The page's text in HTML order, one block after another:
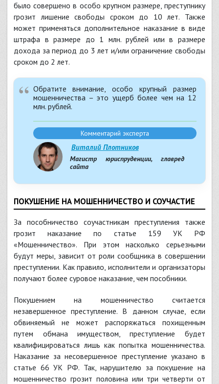
было совершено в особо крупном размере, преступнику
грозит лишение свободы сроком до 10 лет. Также
может применяться дополнительное наказание в виде
штрафа в размере до 1 млн. рублей или в размере
дохода за период до 3 лет и/или ограничение свободы
сроком до 2 лет.
Обратите внимание, особо крупный размер
мошенничества – это ущерб более чем на 12
млн. рублей.
Виталий Плотников
Магистр юриспруденции, главред
сайта
Комментарий эксперта
ПОКУШЕНИЕ НА МОШЕННИЧЕСТВО И СОУЧАСТИЕ
За пособничество соучастникам преступления также
грозит наказание по статье 159 УК РФ
«Мошенничество». При этом насколько серьезными
будут меры, зависит от роли сообщника в совершении
преступлении. Как правило, исполнители и организаторы
получают более суровое наказание, чем пособники.
Покушением на мошенничество считается
незавершенное преступление. В данном случае, если
обвиняемый не может распоряжаться похищенным
путем обмана имуществом, преступление будет
квалифицироваться лишь как попытка мошенничества.
Наказание за несовершенное преступление указано в
статье 66 УК РФ. Так, нарушителю за покушение на
мошенничество грозит половина или три четверти от